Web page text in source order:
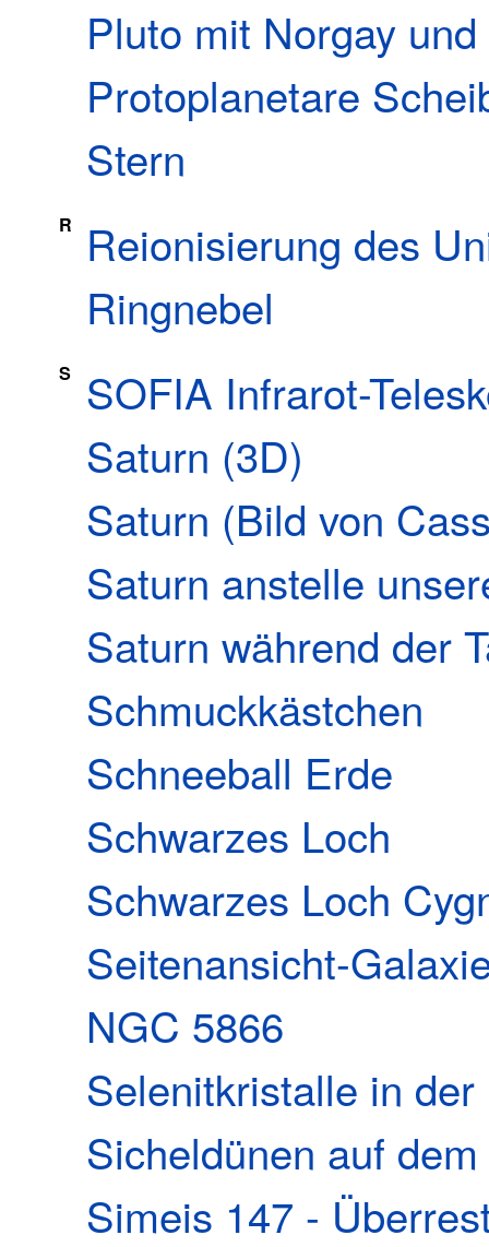
Pluto mit Norgay
Protoplanetare
Stern
R
Reionisierung des
Ringnebel
S
SOFIA Infrarot-
Saturn (3D)
Saturn (Bild von
Saturn anstelle
Saturn während der
Schmuckkästchen
Schneeball Erde
Schwarzes Loch
Schwarzes Loch
Seitenansicht-
NGC 5866
Selenitkristalle in
Sicheldünen auf
Simeis 147 -